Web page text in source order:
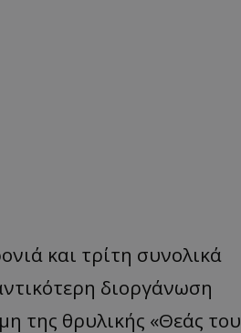
και τρίτη συνολικά
διοργάνωση
της θρυλικής «Θεάς του